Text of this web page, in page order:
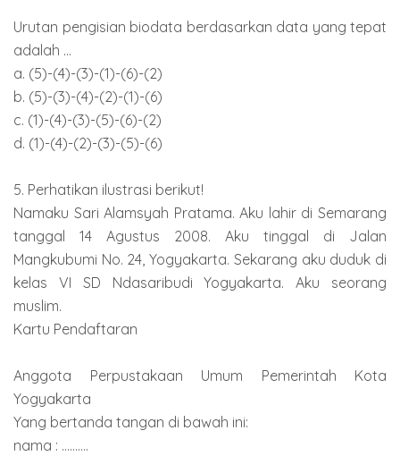
Urutan pengisian biodata berdasarkan data yang tepat
adalah ...
a. (5)-(4)-(3)-(1)-(6)-(2)
b. (5)-(3)-(4)-(2)-(1)-(6)
c. (1)-(4)-(3)-(5)-(6)-(2)
d. (1)-(4)-(2)-(3)-(5)-(6)
5. Perhatikan ilustrasi berikut!
Namaku Sari Alamsyah Pratama. Aku lahir di Semarang
tanggal 14 Agustus 2008. Aku tinggal di Jalan
Mangkubumi No. 24, Yogyakarta. Sekarang aku duduk di
kelas VI SD Ndasaribudi Yogyakarta. Aku seorang
muslim.
Kartu Pendaftaran
Anggota Perpustakaan Umum Pemerintah Kota
Yogyakarta
Yang bertanda tangan di bawah ini:
nama : ..........